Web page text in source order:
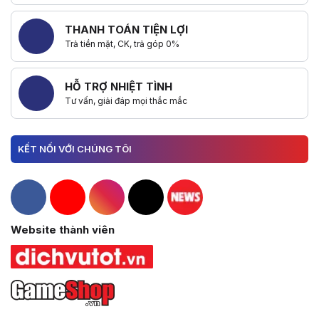
THANH TOÁN TIỆN LỢI
Trả tiền mặt, CK, trả góp 0%
HỖ TRỢ NHIỆT TÌNH
Tư vấn, giải đáp mọi thắc mắc
KẾT NỐI VỚI CHÚNG TÔI
Hacom Facebook
Hacom YouTube
Hacom Instagram
Hacom TikTok
Website thành viên